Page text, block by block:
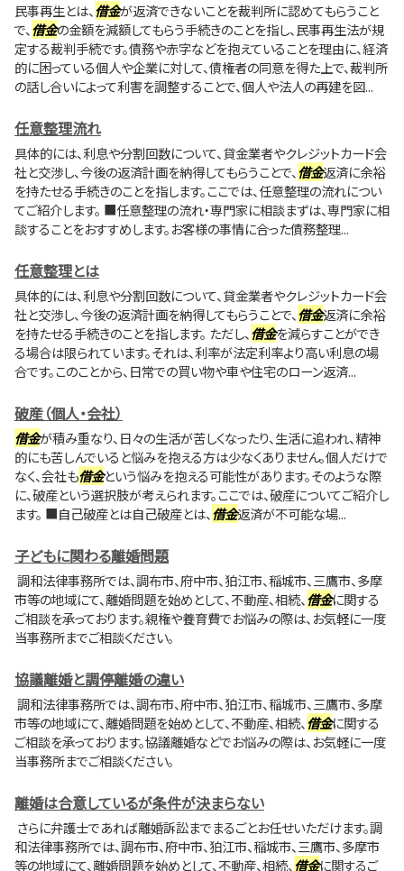
民事再生とは、借金が返済できないことを裁判所に認めてもらうこと
で、借金の金額を減額してもらう手続きのことを指し、民事再生法が規
定する裁判手続です。債務や赤字などを抱えていることを理由に、経済
的に困っている個人や企業に対して、債権者の同意を得た上で、裁判所
の話し合いによって利害を調整することで、個人や法人の再建を図...
任意整理流れ
具体的には、利息や分割回数について、貸金業者やクレジットカード会
社と交渉し、今後の返済計画を納得してもらうことで、借金返済に余裕
を持たせる手続きのことを指します。ここでは、任意整理の流れについ
てご紹介します。 ■任意整理の流れ・専門家に相談まずは、専門家に相
談することをおすすめします。お客様の事情に合った債務整理...
任意整理とは
具体的には、利息や分割回数について、貸金業者やクレジットカード会
社と交渉し、今後の返済計画を納得してもらうことで、借金返済に余裕
を持たせる手続きのことを指します。 ただし、借金を減らすことができ
る場合は限られています。それは、利率が法定利率より高い利息の場
合です。このことから、日常での買い物や車や住宅のローン返済...
破産（個人・会社）
借金が積み重なり、日々の生活が苦しくなったり、生活に追われ、精神
的にも苦しんでいると悩みを抱える方は少なくありません。個人だけで
なく、会社も借金という悩みを抱える可能性があります。そのような際
に、破産という選択肢が考えられます。ここでは、破産についてご紹介し
ます。 ■自己破産とは自己破産とは、借金返済が不可能な場...
子どもに関わる離婚問題
調和法律事務所では、調布市、府中市、狛江市、稲城市、三鷹市、多摩
市等の地域にて、離婚問題を始めとして、不動産、相続、借金に関する
ご相談を承っております。親権や養育費でお悩みの際は、お気軽に一度
当事務所までご相談ください。
協議離婚と調停離婚の違い
調和法律事務所では、調布市、府中市、狛江市、稲城市、三鷹市、多摩
市等の地域にて、離婚問題を始めとして、不動産、相続、借金に関する
ご相談を承っております。協議離婚などでお悩みの際は、お気軽に一度
当事務所までご相談ください。
離婚は合意しているが条件が決まらない
さらに弁護士であれば離婚訴訟までまるごとお任せいただけます。調
和法律事務所では、調布市、府中市、狛江市、稲城市、三鷹市、多摩市
等の地域にて、離婚問題を始めとして、不動産、相続、借金に関するご